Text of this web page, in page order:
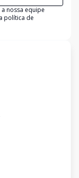
nossa equipe
política de